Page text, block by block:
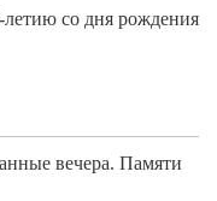
со дня рождения
вечера. Памяти